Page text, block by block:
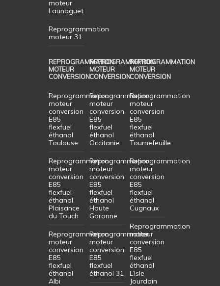
moteur
Launaguet
Reprogrammation
moteur 31
REPROGRAMMATION
MOTEUR
CONVERSION
Reprogrammation
moteur
conversion
E85
flexfuel
éthanol
Toulouse
Reprogrammation
moteur
conversion
E85
flexfuel
éthanol
Plaisance
du Touch
Reprogrammation
moteur
conversion
E85
flexfuel
éthanol
Albi
REPROGRAMMATION
MOTEUR
CONVERSION
Reprogrammation
moteur
conversion
E85
flexfuel
éthanol
Occitanie
Reprogrammation
moteur
conversion
E85
flexfuel
éthanol
Haute
Garonne
Reprogrammation
moteur
conversion
E85
flexfuel
éthanol 31
REPROGRAMMATION
MOTEUR
CONVERSION
Reprogrammation
moteur
conversion
E85
flexfuel
éthanol
Tournefeuille
Reprogrammation
moteur
conversion
E85
flexfuel
éthanol
Cugnaux
Reprogrammation
moteur
conversion
E85
flexfuel
éthanol
L’Isle
Jourdain